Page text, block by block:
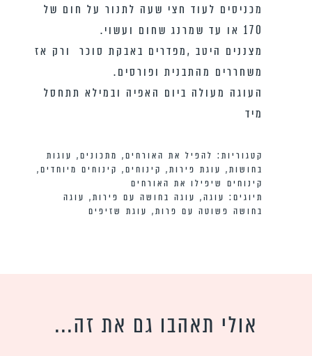
מכניסים לעוד חצי שעה לתנור על חום של
170 או עד שמרנג שחום ועשוי.
מצננים היטב ,מפדרים באבקת סוכר ורק אז
משחררים מהתבנית ופורסים.
העוגה מעולה ביום האפיה ובמילא תתחסל
מיד
קטגוריות: להפיל את האורחים, מתכונים, עוגות
בחושות, עוגת פירות, קינוחים, קינוחים מיוחדים,
קינוחים שיפילו את האורחים
תיוגים: עוגה, עוגה בחושה עם פירות, עוגה
בחושה פשוטה עם פרות, עוגת שזיפים
אולי תאהבו גם את זה...